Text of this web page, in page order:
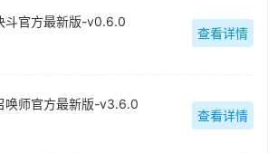
斗官方最新版-v0.6.0
查看详情
唤师官方最新版-v3.6.0
查看详情